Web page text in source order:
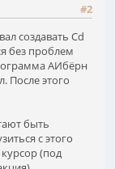
#2
создавать Cd
без проблем
АИбёрн
После этого
быть
с этого
(под